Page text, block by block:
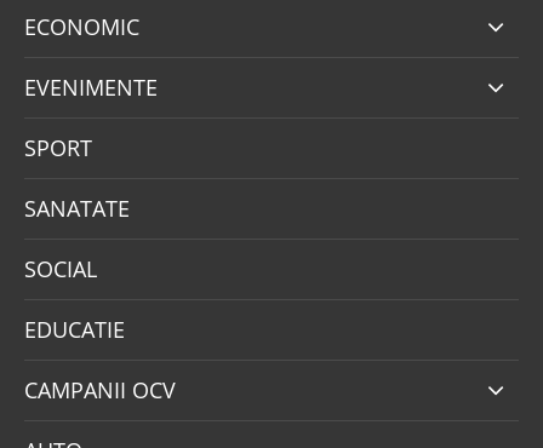
ECONOMIC
EVENIMENTE
SPORT
SANATATE
SOCIAL
EDUCATIE
CAMPANII OCV